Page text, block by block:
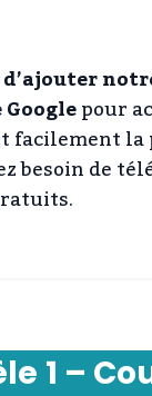
d’ajouter
pour
facilement la
besoin de
1 –